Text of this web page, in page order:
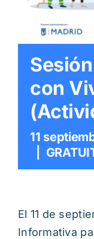
Mediateca
Buscar:
con
11
El 11 de
Informativa